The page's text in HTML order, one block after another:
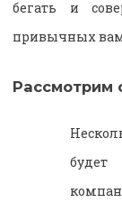
бегать и
привычных
Рассмотрим
будет